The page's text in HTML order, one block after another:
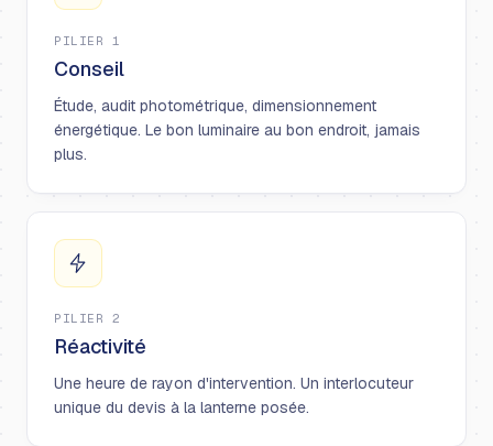
PILIER 1
Conseil
Étude, audit photométrique, dimensionnement
énergétique. Le bon luminaire au bon endroit, jamais
plus.
PILIER 2
Réactivité
Une heure de rayon d'intervention. Un interlocuteur
unique du devis à la lanterne posée.